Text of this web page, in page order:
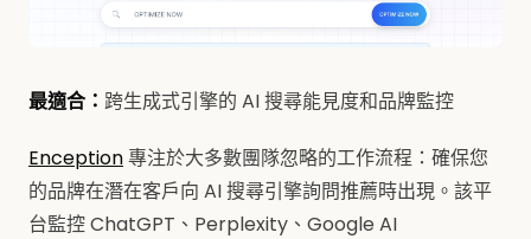
最適合： 跨生成式引擎的 AI 搜尋能見度和品牌監控
Enception專注於大多數團隊忽略的工作流程：確保您
的品牌在潛在客戶向 AI 搜尋引擎詢問推薦時出現。該平
台監控 ChatGPT、Perplexity、Google AI